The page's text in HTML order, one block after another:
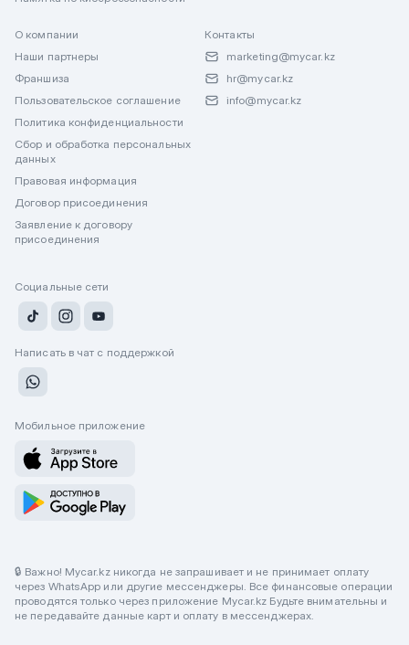
О компании
Наши партнеры
Франшиза
Пользовательское соглашение
Политика конфиденциальности
Сбор и обработка персональных
данных
Правовая информация
Договор присоединения
Заявление к договору
присоединения
Контакты
marketing@mycar.kz
hr@mycar.kz
info@mycar.kz
Социальные сети
Написать в чат с поддержкой
Мобильное приложение
🔒 Важно! Mycar.kz никогда не запрашивает и не принимает оплату
через WhatsApp или другие мессенджеры. Все финансовые операции
проводятся только через приложение Mycar.kz Будьте внимательны и
не передавайте данные карт и оплату в мессенджерах.